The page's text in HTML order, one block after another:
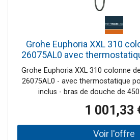
Grohe Euphoria XXL 310
26075AL0 avec
mural
Grohe Euphoria XXL 310 colonne
26075AL0 - avec thermostatique
inclus - bras de douche de
fonction inverseur 2 sorties permet
Rainshower® Cosmopolitan 310
000), avec rotule, angel de rotation
1 001,33